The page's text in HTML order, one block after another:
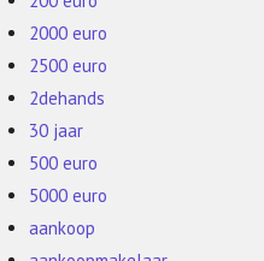
2000 euro
2500 euro
2dehands
30 jaar
500 euro
5000 euro
aankoop